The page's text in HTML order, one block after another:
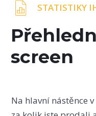
STATISTIKY
screen
Na hlavní nástěnce